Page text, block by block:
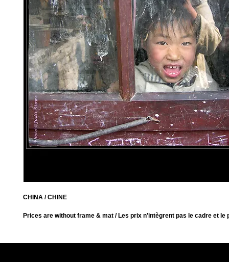
CHINA / CHINE
Prices are without frame & mat / Les prix n'intègrent pas le cadre et le